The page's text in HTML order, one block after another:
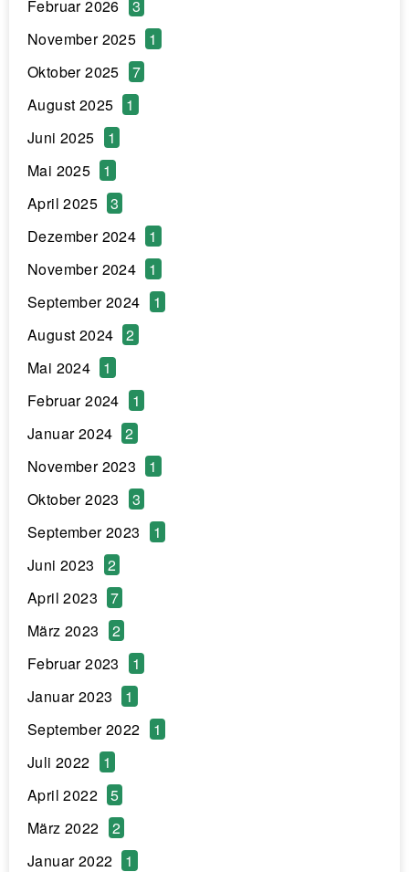
Februar 2026
3
November 2025
1
Oktober 2025
7
August 2025
1
Juni 2025
1
Mai 2025
1
April 2025
3
Dezember 2024
1
November 2024
1
September 2024
1
August 2024
2
Mai 2024
1
Februar 2024
1
Januar 2024
2
November 2023
1
Oktober 2023
3
September 2023
1
Juni 2023
2
April 2023
7
März 2023
2
Februar 2023
1
Januar 2023
1
September 2022
1
Juli 2022
1
April 2022
5
März 2022
2
Januar 2022
1